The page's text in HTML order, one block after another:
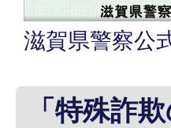
滋賀県警察公
「特殊詐